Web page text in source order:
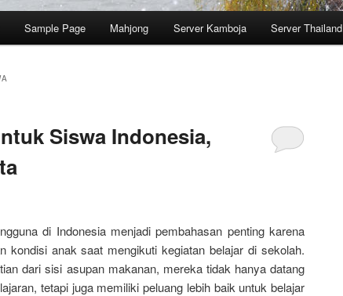
Sample Page Mahjong Server Kamboja Server Thailand
Siswa Indonesia,
di Indonesia menjadi pembahasan penting karena
kondisi anak saat mengikuti kegiatan belajar di sekolah.
dari sisi asupan makanan, mereka tidak hanya datang
tetapi juga memiliki peluang lebih baik untuk belajar